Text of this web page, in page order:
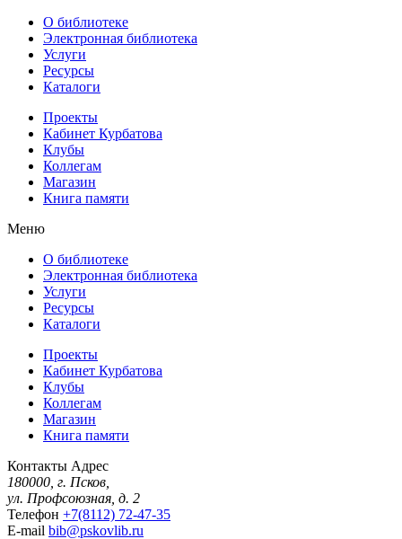
О библиотеке
Электронная библиотека
Услуги
Ресурсы
Каталоги
Проекты
Кабинет Курбатова
Клубы
Коллегам
Магазин
Книга памяти
Меню
О библиотеке
Электронная библиотека
Услуги
Ресурсы
Каталоги
Проекты
Кабинет Курбатова
Клубы
Коллегам
Магазин
Книга памяти
Контакты Адрес
180000, г. Псков,
ул. Профсоюзная, д. 2
Телефон +7(8112) 72-47-35
E-mail bib@pskovlib.ru